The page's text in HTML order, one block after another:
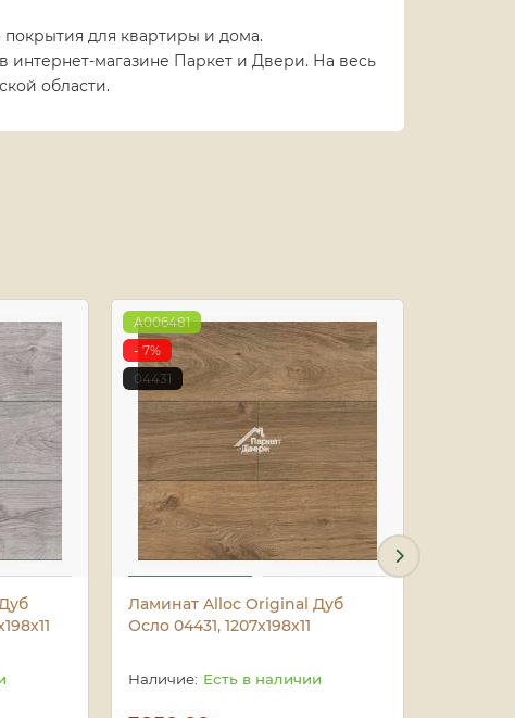
для квартиры и дома.
интернет-магазине Паркет и Двери. На весь
области.
A006481
- 7%
04431
Ламинат Alloc Original Дуб
Осло 04431, 1207x198х11
Есть в наличии